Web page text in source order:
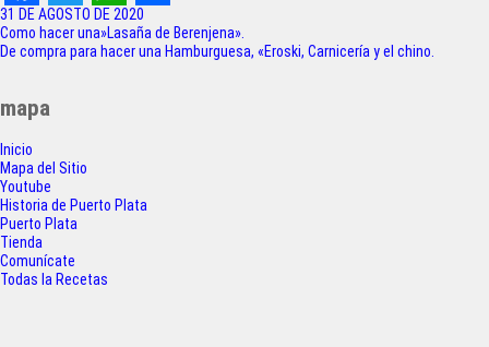
F
a
c
e
b
o
o
k
T
w
t
t
e
r
W
h
A
p
S
h
31 DE AGOSTO DE 2020
Navegación
de
Como hacer una»Lasaña de Berenjena».
De compra para hacer una Hamburguesa, «Eroski, Carnicería y el chino.
mapa
Inicio
Mapa del Sitio
Youtube
Historia de Puerto Plata
Puerto Plata
Tienda
Comunícate
Todas la Recetas